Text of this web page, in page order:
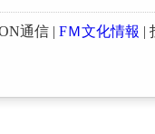
通信 | FＭ文化情報 |